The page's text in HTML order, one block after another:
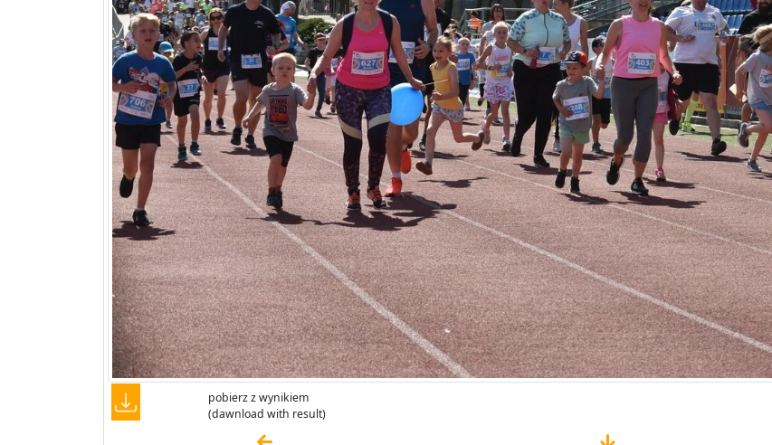
pobierz z wynikiem
(dawnload with result)